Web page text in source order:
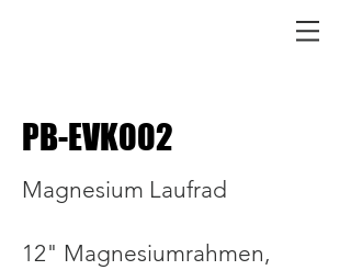
PB-EVK002
Magnesium Laufrad
12" Magnesiumrahmen,